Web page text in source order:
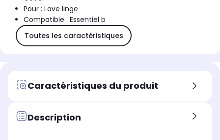
Pour : Lave linge
Compatible : Essentiel b
Toutes les caractéristiques
Caractéristiques du produit
Description